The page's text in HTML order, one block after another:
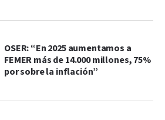
OSER: “En 2025 aumentamos a
FEMER más de 14.000 millones, 75%
por sobre la inflación”